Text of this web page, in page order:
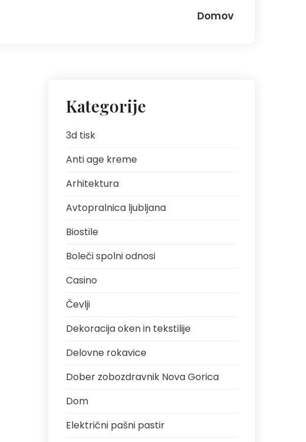
Domov
Kategorije
3d tisk
Anti age kreme
Arhitektura
Avtopralnica ljubljana
Biostile
Boleči spolni odnosi
Casino
Čevlji
Dekoracija oken in tekstilije
Delovne rokavice
Dober zobozdravnik Nova Gorica
Dom
Električni pašni pastir